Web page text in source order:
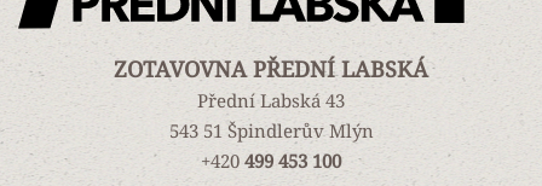
ZOTAVOVNA PŘEDNÍ LABSKÁ
Přední Labská 43
543 51 Špindlerův Mlýn
+420 499 453 100